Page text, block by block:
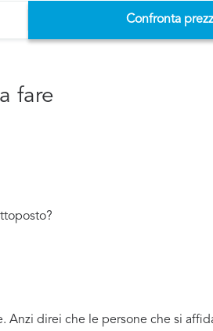
Confronta
fare
Anzi direi che le persone che si